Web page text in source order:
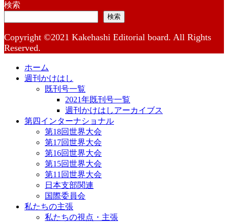
検索
検索
Copyright ©2021 Kakehashi Editorial board. All Rights
Reserved.
ホーム
週刊かけはし
既刊号一覧
2021年既刊号一覧
週刊かけはしアーカイブス
第四インターナショナル
第18回世界大会
第17回世界大会
第16回世界大会
第15回世界大会
第11回世界大会
日本支部関連
国際委員会
私たちの主張
私たちの視点・主張